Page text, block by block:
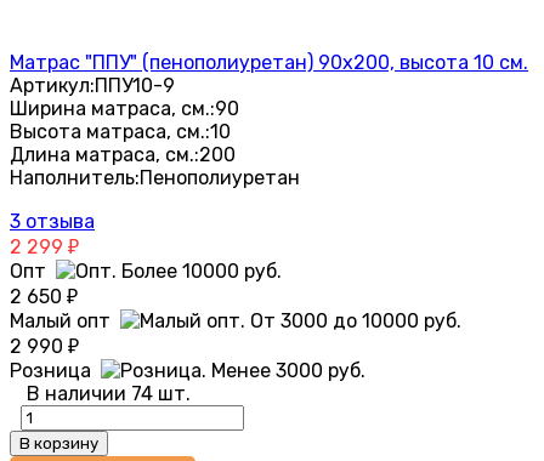
Матрас "ППУ" (пенополиуретан) 90х200, высота 10 см.
Артикул:ППУ10-9
Ширина матраса, см.:90
Высота матраса, см.:10
Длина матраса, см.:200
Наполнитель:Пенополиуретан
3 отзыва
2 299 ₽
Опт
2 650 ₽
Малый опт
2 990 ₽
Розница
В наличии 74 шт.
В корзину